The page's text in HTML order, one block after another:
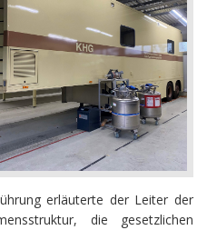
erläuterte der Leiter der
die gesetzlichen